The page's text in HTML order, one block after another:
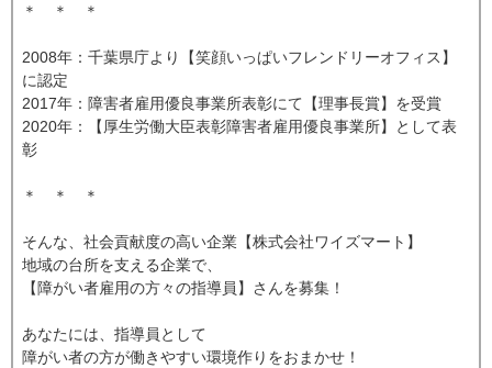
＊ ＊ ＊
2008年：千葉県庁より【笑顔いっぱいフレンドリーオフィス】
に認定
2017年：障害者雇用優良事業所表彰にて【理事長賞】を受賞
2020年：【厚生労働大臣表彰障害者雇用優良事業所】として表
彰
＊ ＊ ＊
そんな、社会貢献度の高い企業【株式会社ワイズマート】
地域の台所を支える企業で、
【障がい者雇用の方々の指導員】さんを募集！
あなたには、指導員として
障がい者の方が働きやすい環境作りをおまかせ！